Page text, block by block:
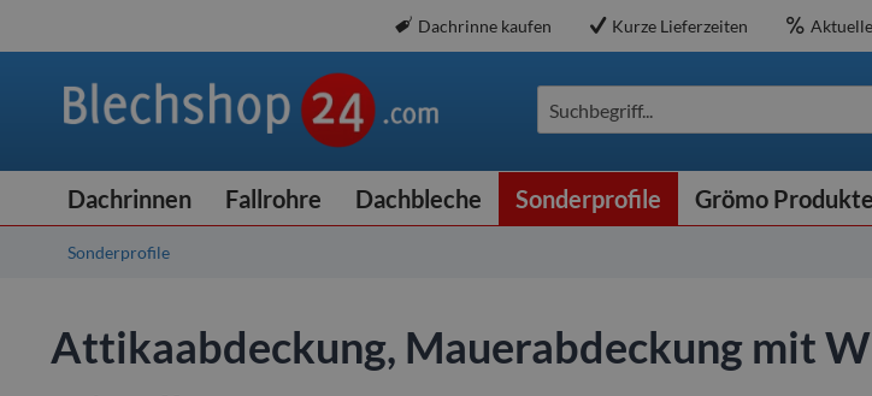
Dachrinne kaufen Kurze Lieferzeiten
Suchbegriff...
Dachrinnen Fallrohre Dachbleche Sonderprofile Grömo Produkte
Sonderprofile
Attikaabdeckung, Mauerabdeckung mit